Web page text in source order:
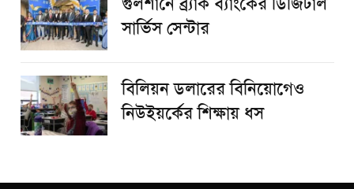
সার্ভিস সেন্টার
বিলিয়ন ডলারের বিনিয়োগেও
নিউইয়র্কের শিক্ষায় ধস